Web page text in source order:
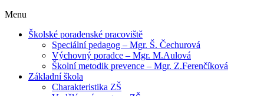
Menu
Školské poradenské pracoviště
Speciální pedagog – Mgr. Š. Čechurová
Výchovný poradce – Mgr. M.Aulová
Školní metodik prevence – Mgr. Z.Ferenčíková
Základní škola
Charakteristika ZŠ